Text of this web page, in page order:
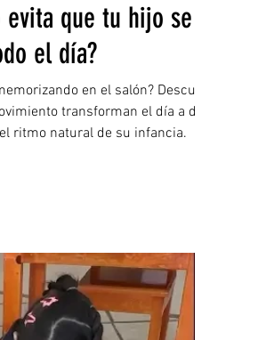
que tu hijo se la
el día?
en el salón? Descubre
transforman el día a día
ritmo natural de su infancia.